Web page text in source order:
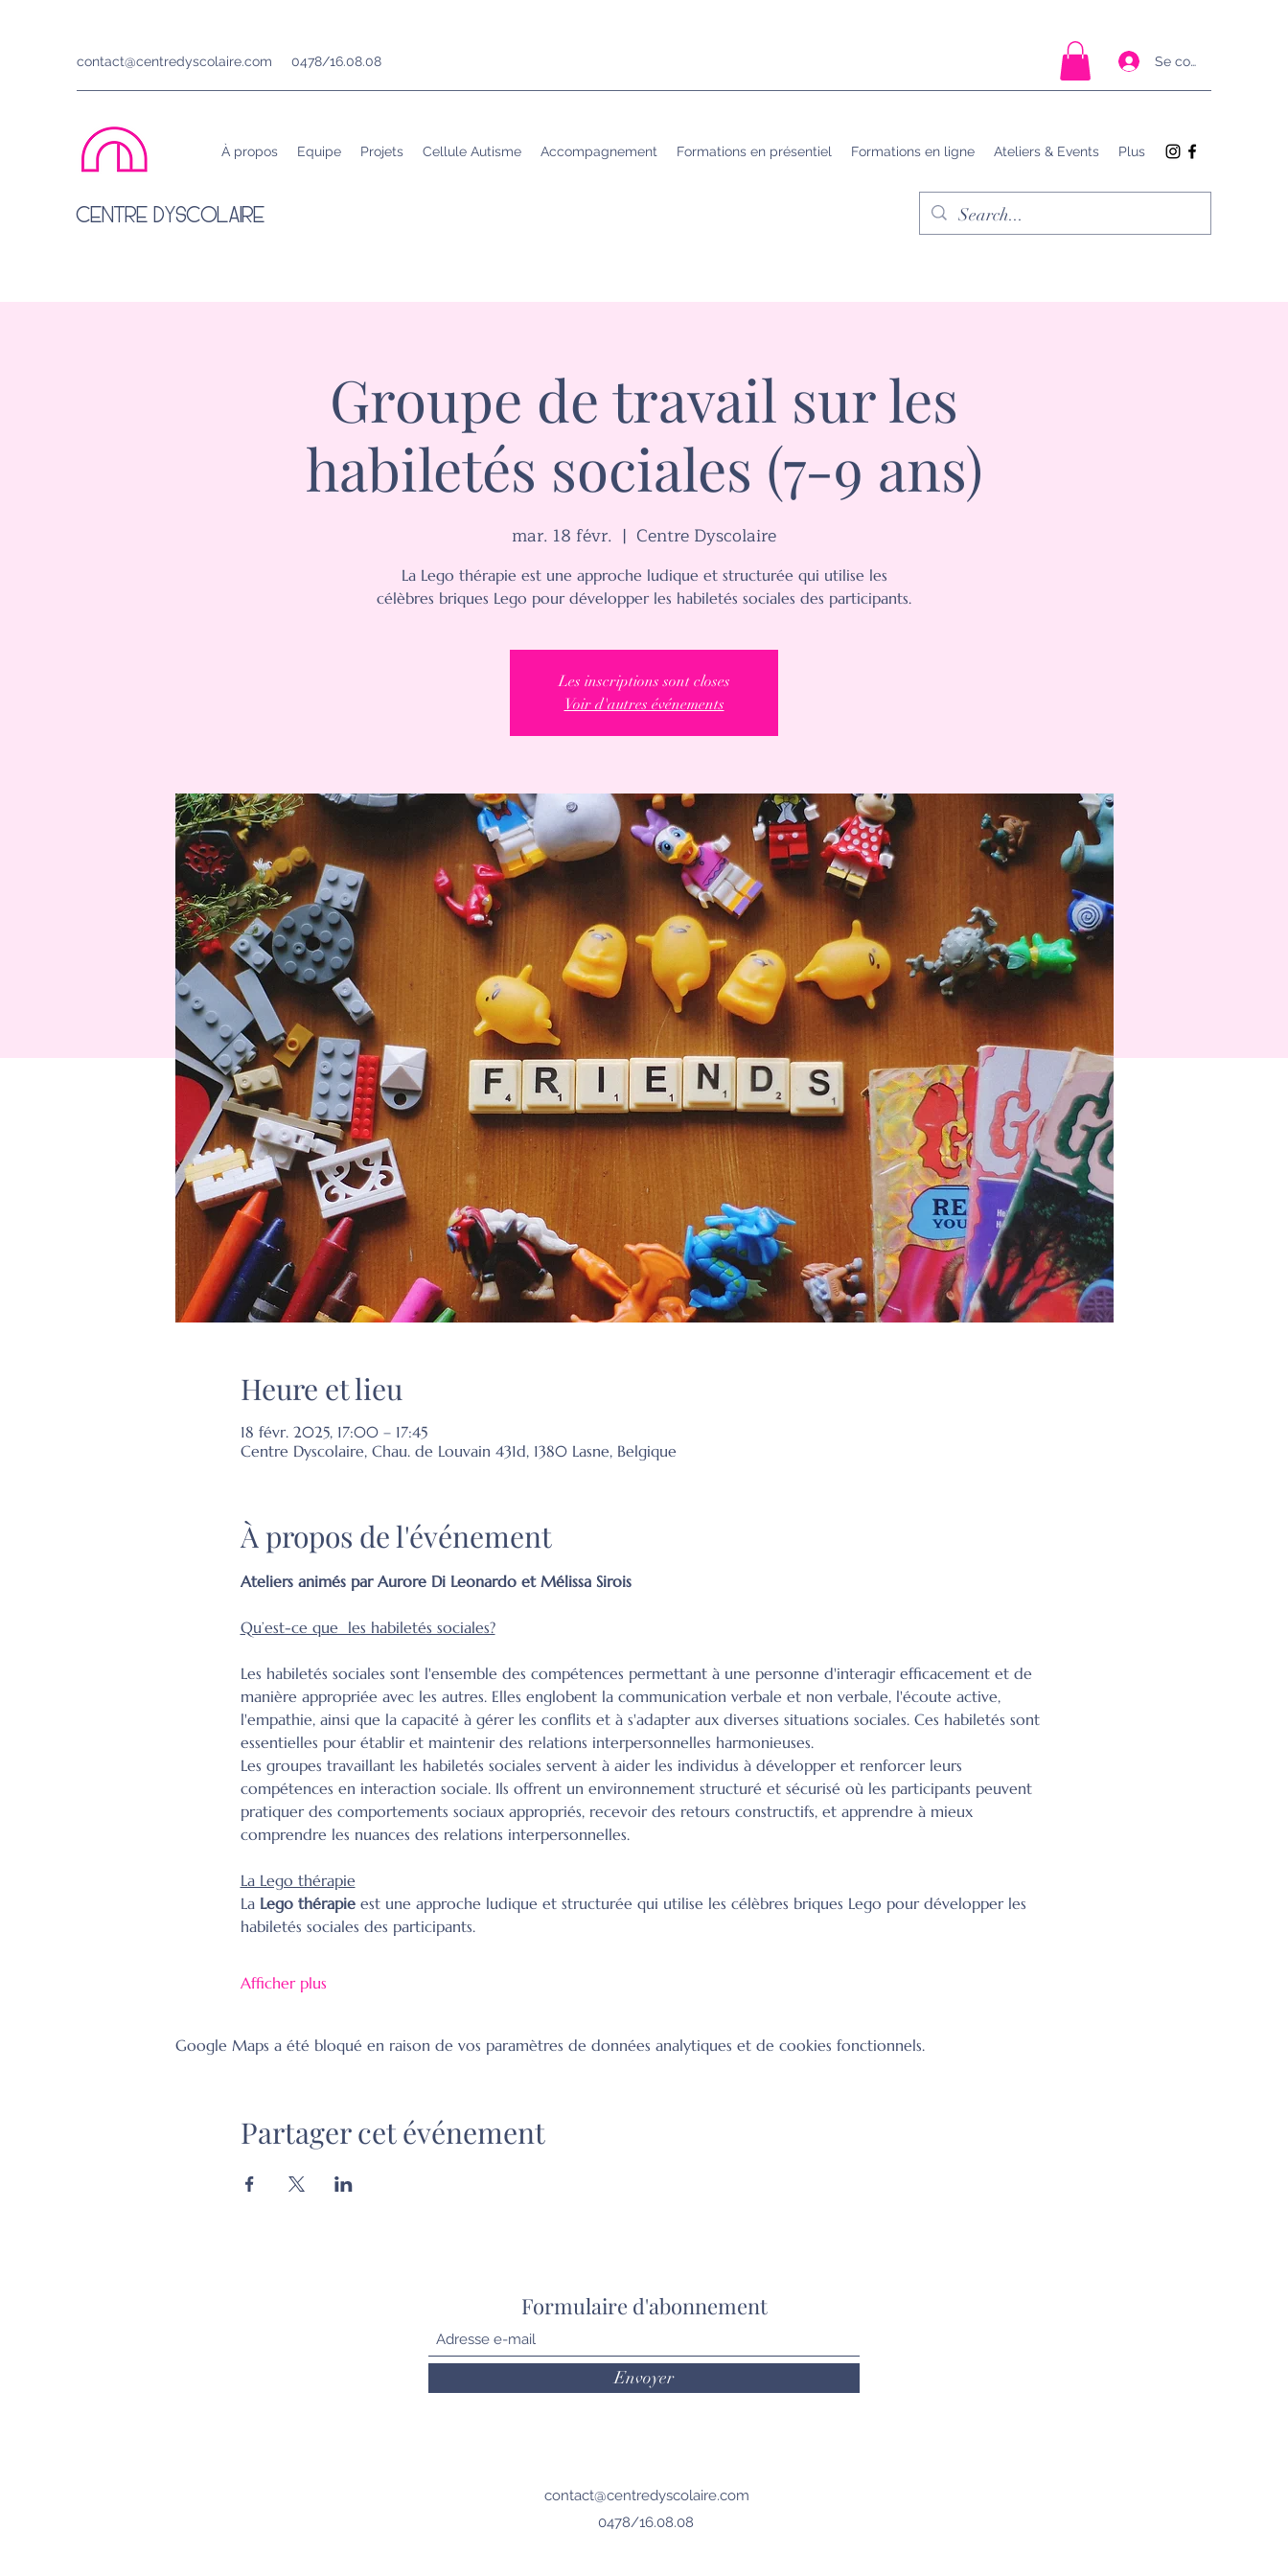
contact@centredyscolaire.com 0478/16.08.08 Se connecter
CENTRE DYSCOLAIRE
À propos Equipe Projets Cellule Autisme Accompagnement Formations en présentiel Formations en ligne Ateliers & Events Plus
Groupe de travail sur les
habiletés sociales (7-9 ans)
mar. 18 févr.
  |
Centre Dyscolaire
La Lego thérapie est une approche ludique et structurée qui utilise les
célèbres briques Lego pour développer les habiletés sociales des participants.
Les inscriptions sont closes
Voir d'autres événements
Heure et lieu
18 févr. 2025, 17:00 – 17:45
Centre Dyscolaire, Chau. de Louvain 431d, 1380 Lasne, Belgique
À propos de l'événement
Ateliers animés par Aurore Di Leonardo et Mélissa Sirois
Qu’est-ce que  les habiletés sociales?
Les habiletés sociales sont l'ensemble des compétences permettant à une personne d'interagir efficacement et de
manière appropriée avec les autres. Elles englobent la communication verbale et non verbale, l'écoute active,
l'empathie, ainsi que la capacité à gérer les conflits et à s'adapter aux diverses situations sociales. Ces habiletés sont
essentielles pour établir et maintenir des relations interpersonnelles harmonieuses.
Les groupes travaillant les habiletés sociales servent à aider les individus à développer et renforcer leurs
compétences en interaction sociale. Ils offrent un environnement structuré et sécurisé où les participants peuvent
pratiquer des comportements sociaux appropriés, recevoir des retours constructifs, et apprendre à mieux
comprendre les nuances des relations interpersonnelles.
La Lego thérapie
La Lego thérapie est une approche ludique et structurée qui utilise les célèbres briques Lego pour développer les
habiletés sociales des participants.
Afficher plus
Google Maps a été bloqué en raison de vos paramètres de données analytiques et de cookies fonctionnels.
Partager cet événement
Formulaire d'abonnement
Envoyer
contact@centredyscolaire.com
0478/16.08.08